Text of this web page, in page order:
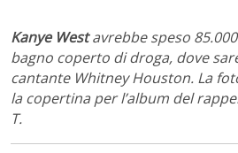
Kanye Westavrebbe speso
bagno coperto di droga, dove
cantante Whitney Houston. La
la copertina per l’album del
T.